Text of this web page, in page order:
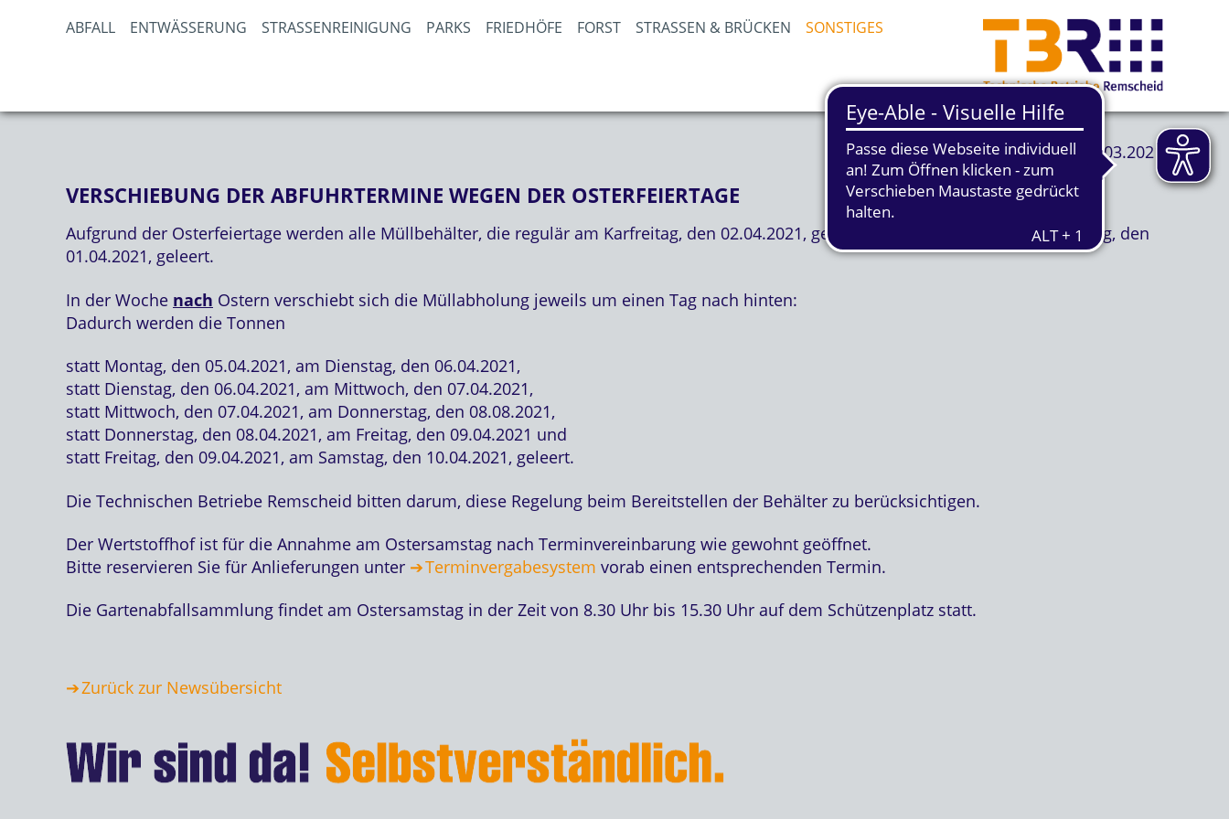
ABFALL ENTWÄSSERUNG STRASSENREINIGUNG PARKS FRIEDHÖFE FORST STRASSEN & BRÜCKEN SONSTIGES
29.03.2021
VERSCHIEBUNG DER ABFUHRTERMINE WEGEN DER OSTERFEIERTAGE
Aufgrund der Osterfeiertage werden alle Müllbehälter, die regulär am Karfreitag, den 02.04.2021, geleert würden, bereits am Donnerstag, den
01.04.2021, geleert.
In der Woche nach Ostern verschiebt sich die Müllabholung jeweils um einen Tag nach hinten:
Dadurch werden die Tonnen
statt Montag, den 05.04.2021, am Dienstag, den 06.04.2021,
statt Dienstag, den 06.04.2021, am Mittwoch, den 07.04.2021,
statt Mittwoch, den 07.04.2021, am Donnerstag, den 08.08.2021,
statt Donnerstag, den 08.04.2021, am Freitag, den 09.04.2021 und
statt Freitag, den 09.04.2021, am Samstag, den 10.04.2021, geleert.
Die Technischen Betriebe Remscheid bitten darum, diese Regelung beim Bereitstellen der Behälter zu berücksichtigen.
Der Wertstoffhof ist für die Annahme am Ostersamstag nach Terminvereinbarung wie gewohnt geöffnet.
Bitte reservieren Sie für Anlieferungen unter
Terminvergabesystem vorab einen entsprechenden Termin.
Die Gartenabfallsammlung findet am Ostersamstag in der Zeit von 8.30 Uhr bis 15.30 Uhr auf dem Schützenplatz statt.
Zurück zur Newsübersicht